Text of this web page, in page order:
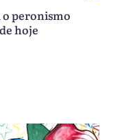
peronismo
hoje